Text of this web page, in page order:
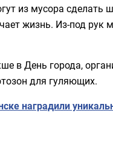
из мусора сделать
жизнь. Из-под рук
в День города,
для гуляющих.
наградили